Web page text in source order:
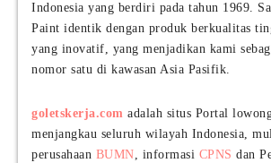
Indonesia yang berdiri pada tahun 1969.
Paint identik dengan produk berkualitas
yang inovatif, yang menjadikan kami
nomor satu di kawasan Asia Pasifik.
goletskerja.com adalah situs Portal
menjangkau seluruh wilayah Indonesia,
perusahaan BUMN, informasi CPNS dan